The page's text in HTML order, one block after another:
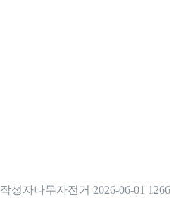
작성자나무자전거 2026-06-01 1266